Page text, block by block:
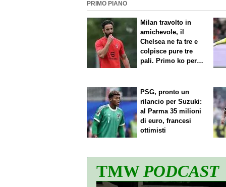
PRIMO PIANO
Milan travolto in
amichevole, il
Chelsea ne fa tre e
colpisce pure tre
pali. Primo ko per
PSG, pronto un
rilancio per Suzuki:
al Parma 35 milioni
di euro, francesi
ottimisti
TMWPODCAST